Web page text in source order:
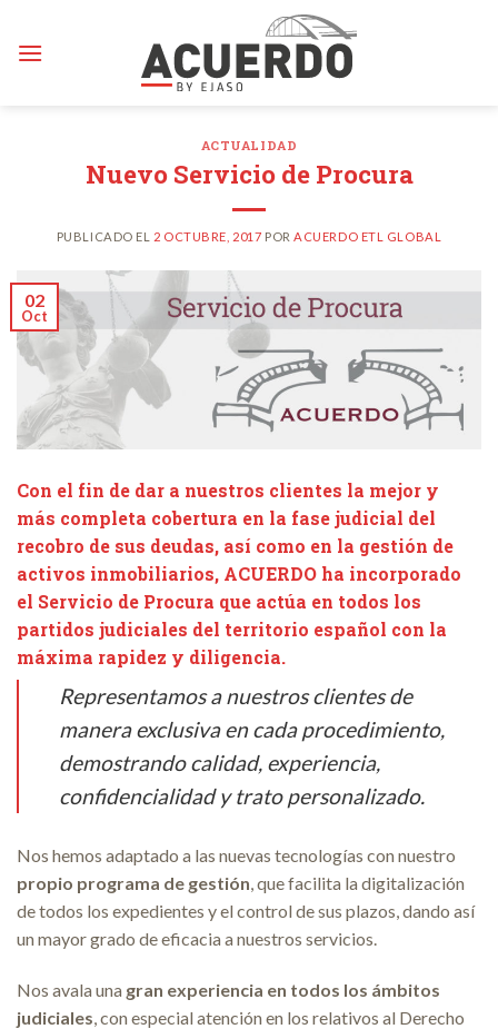
content
ACTUALIDAD
Nuevo Servicio de Procura
PUBLICADO EL 2 OCTUBRE, 2017 POR ACUERDO ETL GLOBAL
02
Oct
Con el fin de dar a nuestros clientes la mejor y
más completa cobertura en la fase judicial del
recobro de sus deudas, así como en la gestión de
activos inmobiliarios, ACUERDO ha incorporado
el Servicio de Procura que actúa en todos los
partidos judiciales del territorio español con la
máxima rapidez y diligencia.
Representamos a nuestros clientes de
manera exclusiva en cada procedimiento,
demostrando calidad, experiencia,
confidencialidad y trato personalizado.
Nos hemos adaptado a las nuevas tecnologías con nuestro
propio programa de gestión, que facilita la digitalización
de todos los expedientes y el control de sus plazos, dando así
un mayor grado de eficacia a nuestros servicios.
Nos avala una gran experiencia en todos los ámbitos
judiciales, con especial atención en los relativos al Derecho